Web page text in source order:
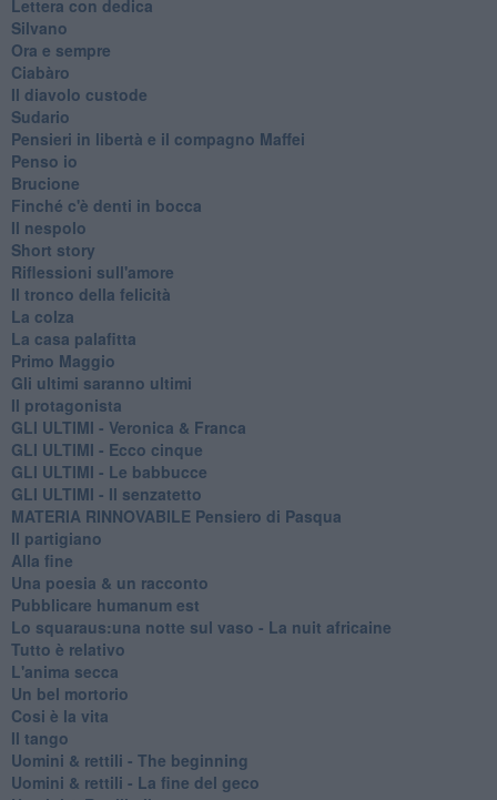
Lettera con dedica
Silvano
Ora e sempre
Ciabàro
Il diavolo custode
Sudario
Pensieri in libertà e il compagno Maffei
Penso io
Brucione
Finché c'è denti in bocca
Il nespolo
Short story
Riflessioni sull'amore
Il tronco della felicità
La colza
La casa palafitta
Primo Maggio
Gli ultimi saranno ultimi
Il protagonista
GLI ULTIMI - Veronica & Franca
GLI ULTIMI - Ecco cinque
GLI ULTIMI - Le babbucce
GLI ULTIMI - Il senzatetto
MATERIA RINNOVABILE Pensiero di Pasqua
Il partigiano
Alla fine
Una poesia & un racconto
Pubblicare humanum est
Lo squaraus:una notte sul vaso - La nuit africaine
Tutto è relativo
L'anima secca
Un bel mortorio
Cosi è la vita
Il tango
​Uomini & rettili - The beginning
​Uomini & rettili - La fine del geco